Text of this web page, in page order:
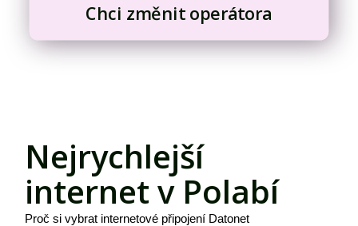
Chci změnit operátora
Nejrychlejší
internet v Polabí
Proč si vybrat internetové připojení Datonet